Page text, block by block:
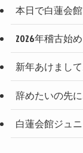
本日で白蓮会
2026年稽古始
新年あけまし
辞めたいの先に
白蓮会館ジュ